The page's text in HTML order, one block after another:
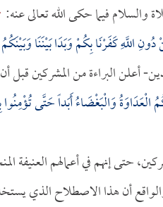
والسلام فيما حكى الله تعالى عنه:
اللَّهِ كَفَرْنَا بِكُمْ وَبَدَا بَيْنَنَا
وَالْبَغْضَاءُ أَبَداً حَتَّى تُؤْمِنُوا
حتى إنهم في أعمالهم العنيفة
والواقع أن هذا الاصطلاح الذي